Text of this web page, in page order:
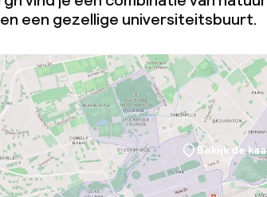
een gezellige universiteitsbuurt.
Bekijk de